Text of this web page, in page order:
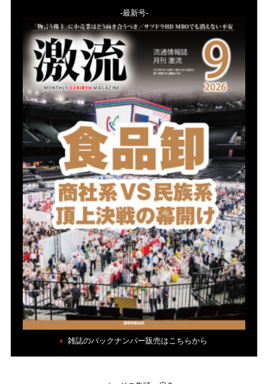
-最新号-
雑誌のバックナンバー販売はこちらから